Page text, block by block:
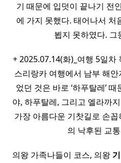
기 때문에 입덧이 끝나기 전
에 가지 못했다. 태어나서 처
뵙지 못하였다.
+ 2025.07.14(화)_여행 5일차
스리랑카 여행에서 남부 해
었던 것은 바로 ‘하푸탈레’
야, 하푸탈레, 그리고 엘라까
가장 아름다운 기찻길로 손
의 낙후된 교
의왕 가족나들이 코스, 의왕